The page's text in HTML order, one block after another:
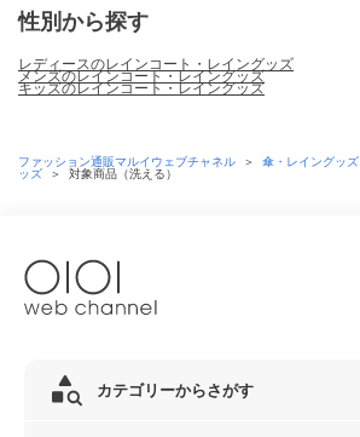
性別から探す
レディースのレインコート・レイングッズ
メンズのレインコート・レイングッズ
キッズのレインコート・レイングッズ
ファッション通販マルイウェブチャネル ＞ 傘・レイングッズ
ッズ
＞ 対象商品（洗える）
カテゴリーからさがす